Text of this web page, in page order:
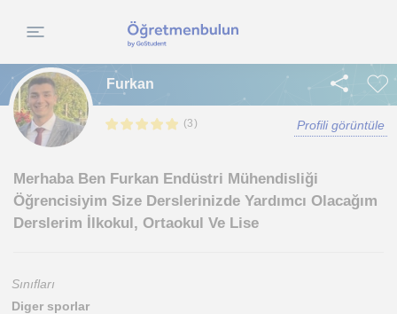
Furkan
(3) Profili görüntüle
Merhaba Ben Furkan Endüstri Mühendisliği
Öğrencisiyim Size Derslerinizde Yardımcı Olacağım
Derslerim İlkokul, Ortaokul Ve Lise
Sınıfları
Diger sporlar